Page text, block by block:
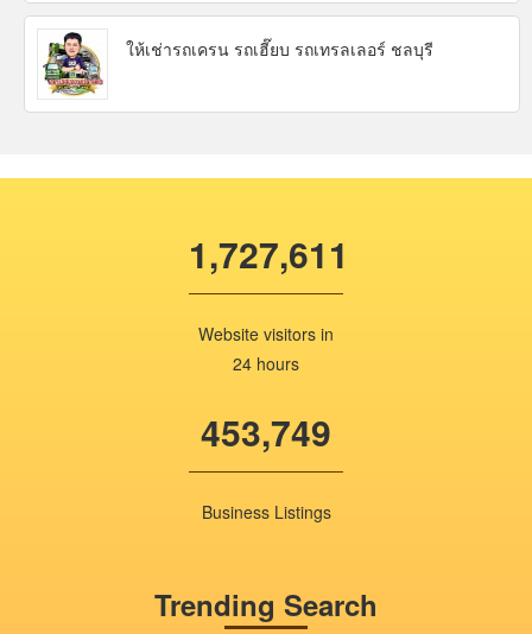
ให้เช่ารถเครน รถเฮี๊ยบ รถเทรลเลอร์ ชลบุรี
1,727,611
Website visitors in
24 hours
453,749
Business Listings
Trending Search